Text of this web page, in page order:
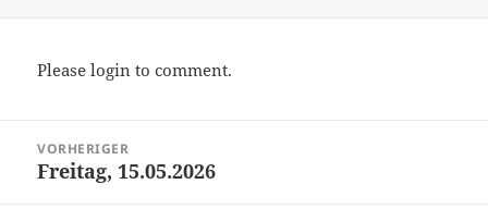
Please login to comment.
VORHERIGER
Vorheriger
Freitag, 15.05.2026